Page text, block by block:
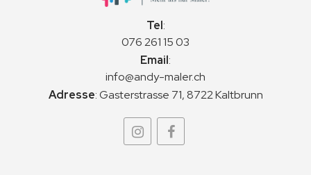
Tel:
076 261 15 03
Email:
info@andy-maler.ch
Adresse:Gasterstrasse 71, 8722 Kaltbrunn